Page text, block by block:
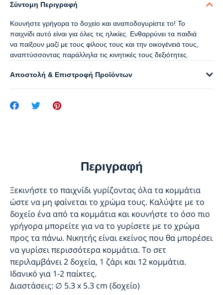
Σύντομη Περιγραφή
Κουνήστε γρήγορα το δοχείο και αναποδογυρίστε το! Το
παιχνίδι αυτό είναι για όλες τις ηλικίες. Ενθαρρύνει τα παιδιά
να παίξουν μαζί με τους φίλους τους και την οικογένειά τους,
αναπτύσσοντας παράλληλα τις κινητικές τους δεξιότητες.
Αποστολή & Επιστροφή Προϊόντων
Περιγραφή
Ξεκινήστε το παιχνίδι γυρίζοντας όλα τα κομμάτια
ώστε να μη φαίνεται το χρώμα τους. Καλύψτε με το
δοχείο ένα από τα κομμάτια και κουνήστε το όσο πιο
γρήγορα μπορείτε για να το γυρίσετε με το χρώμα
προς τα πάνω. Νικητής είναι εκείνος που θα μπορέσει
να γυρίσει περισσότερα κομμάτια. Το σετ
περιλαμβάνει 2 δοχεία, 1 ζάρι και 12 κομμάτια.
Ιδανικό για 1-2 παίκτες.
Διαστάσεις: ∅ 5.3 x 5.3 cm (δοχείο)